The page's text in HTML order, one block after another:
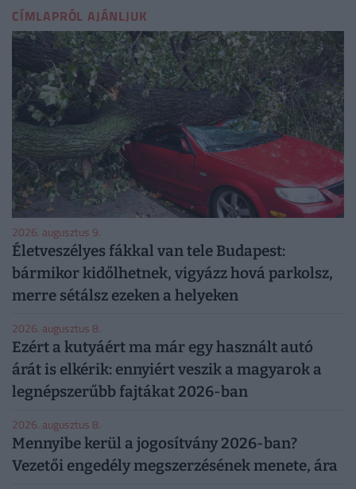
CÍMLAPRÓL AJÁNLJUK
2026. augusztus 9.
Életveszélyes fákkal van tele Budapest:
bármikor kidőlhetnek, vigyázz hová parkolsz,
merre sétálsz ezeken a helyeken
2026. augusztus 8.
Ezért a kutyáért ma már egy használt autó
árát is elkérik: ennyiért veszik a magyarok a
legnépszerűbb fajtákat 2026-ban
2026. augusztus 8.
Mennyibe kerül a jogosítvány 2026-ban?
Vezetői engedély megszerzésének menete, ára